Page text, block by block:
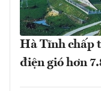
Hà Tĩnh chấp
điện gió hơn